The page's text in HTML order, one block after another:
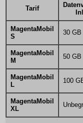
Tarif
MagentaMobil
S
30 GB
MagentaMobil
M
50 GB
MagentaMobil
L
100
MagentaMobil
XL